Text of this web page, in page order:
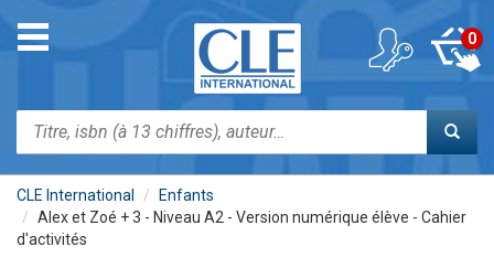
contenu
Toggle
navigation
Rechercher
0
CLE International
Enfants
Alex et Zoé + 3 - Niveau A2 - Version numérique élève - Cahier
d'activités